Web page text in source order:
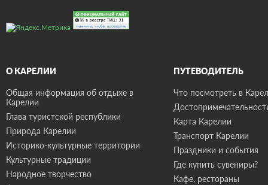
О КАРЕЛИИ
Общая информация об отдыхе в
Карелии
Глава туристской республики
Природа Карелии
Историко-культурные территории
Культурные традиции
Народное творчество
ПУТЕВОДИТЕЛЬ
Что посмотреть в
Карта Карелии
Транспорт Карелии
Праздники и события
Где купить сувениры?
Кафе, рестораны